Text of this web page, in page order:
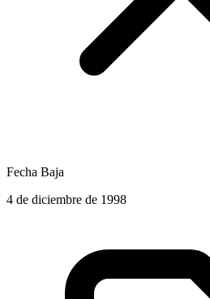
Fecha Baja
4 de diciembre de 1998